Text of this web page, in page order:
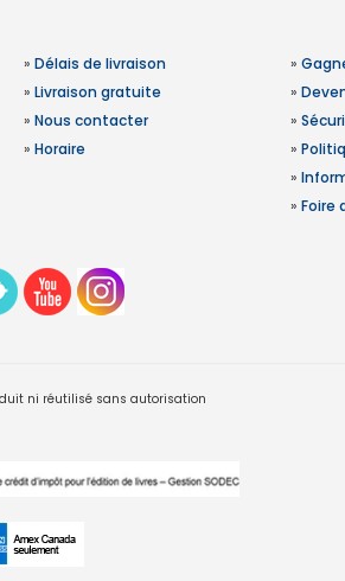
» Délais de livraison
» Livraison gratuite
» Nous contacter
» Horaire
»
»
»
»
»
» Foire
ni réutilisé sans autorisation